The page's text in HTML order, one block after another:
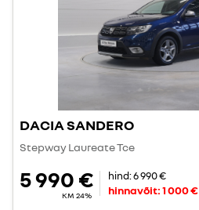
DACIA SANDERO
Stepway Laureate Tce
5 990 €
KM 24%
hind:6 990 €
hinnavõit:1 000 €